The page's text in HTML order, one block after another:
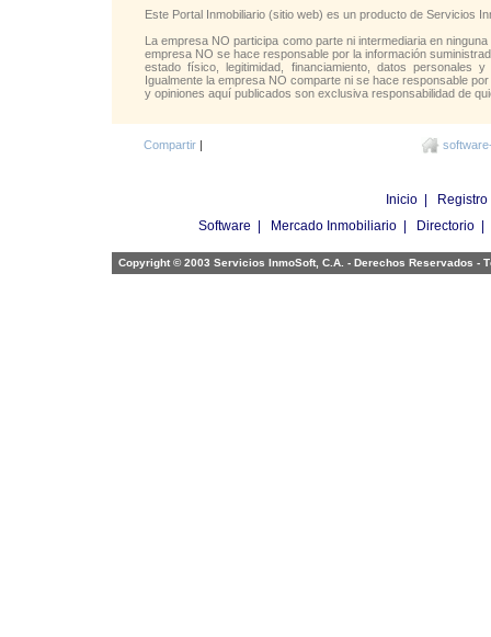
Este Portal Inmobiliario (sitio web) es un producto de Servicios
La empresa NO participa como parte ni intermediaria en
empresa NO se hace responsable por la información
estado físico, legitimidad, financiamiento, datos personales
Igualmente la empresa NO comparte ni se hace responsable
y opiniones aquí publicados son exclusiva responsabilidad de
Compartir |
Inicio Registro
Software
Mercado Inmobiliario Directorio
Copyright © 2003 Servicios InmoSoft, C.A. - Derechos Reservados -